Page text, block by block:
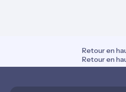
Retour en
Retour en